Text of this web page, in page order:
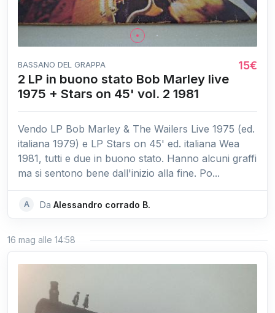
BASSANO DEL GRAPPA 15€
2 LP in buono stato Bob Marley live
1975 + Stars on 45' vol. 2 1981
Vendo LP Bob Marley & The Wailers Live 1975 (ed.
italiana 1979) e LP Stars on 45' ed. italiana Wea
1981, tutti e due in buono stato. Hanno alcuni graffi
ma si sentono bene dall'inizio alla fine. Po...
A Da Alessandro corrado B.
16 mag alle 14:58